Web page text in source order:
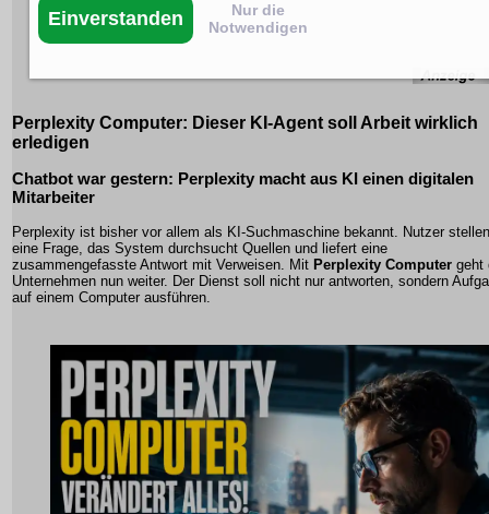
Perplexity Computer: Dieser KI-Agent soll Arbeit wirklich
erledigen
Chatbot war gestern: Perplexity macht aus KI einen digitalen
Mitarbeiter
Perplexity ist bisher vor allem als KI-Suchmaschine bekannt. Nutzer stellen
eine Frage, das System durchsucht Quellen und liefert eine
zusammengefasste Antwort mit Verweisen. Mit Perplexity Computer geht
Unternehmen nun weiter. Der Dienst soll nicht nur antworten, sondern
auf einem Computer ausführen.
Einverstanden
Nur die
Notwendigen